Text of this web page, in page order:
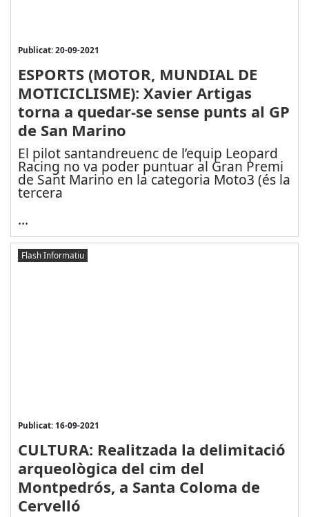
Publicat: 20-09-2021
ESPORTS (MOTOR, MUNDIAL DE
MOTICICLISME): Xavier Artigas
torna a quedar-se sense punts al GP
de San Marino
El pilot santandreuenc de l’equip Leopard
Racing no va poder puntuar al Gran Premi
de Sant Marino en la categoria Moto3 (és la
tercera
...
Flash Informatiu
Publicat: 16-09-2021
CULTURA: Realitzada la delimitació
arqueològica del cim del
Montpedrós, a Santa Coloma de
Cervelló